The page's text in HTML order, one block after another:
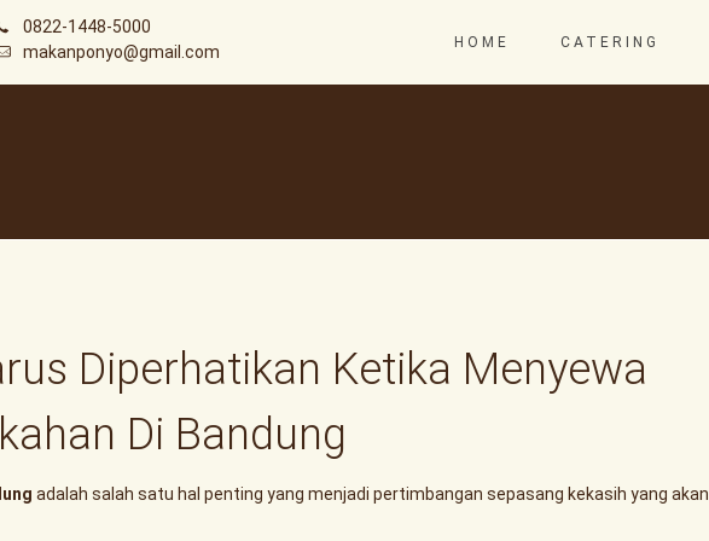
0822-1448-5000
makanponyo@gmail.com
HOME CATERING
Diperhatikan Ketika Menyewa
Di Bandung
adalah salah satu hal penting yang menjadi pertimbangan sepasang kekasih yang akan